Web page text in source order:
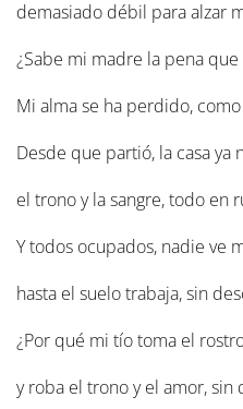
demasiado débil para alzar
¿Sabe mi madre la pena
Mi alma se ha perdido,
Desde que partió, la casa ya
el trono y la sangre, todo en
Y todos ocupados, nadie ve
hasta el suelo trabaja, sin
¿Por qué mi tío toma el
y roba el trono y el amor, sin